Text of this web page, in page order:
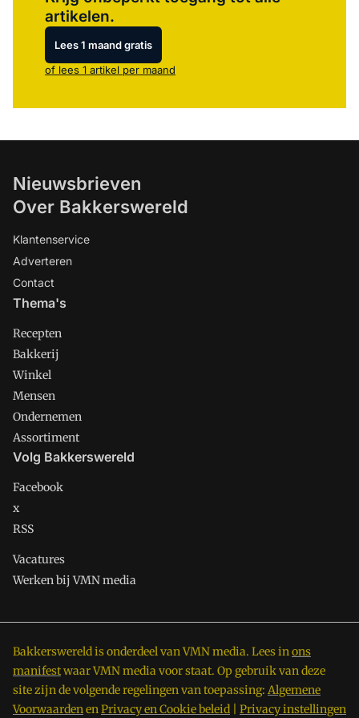
artikelen.
Lees 1 maand gratis
of lees 1 artikel per maand
Nieuwsbrieven
Over Bakkerswereld
Klantenservice
Adverteren
Contact
Thema's
Recepten
Bakkerij
Winkel
Mensen
Ondernemen
Assortiment
Volg Bakkerswereld
Facebook
x
RSS
Vacatures
Werken bij VMN media
Bakkerswereld is onderdeel van VMN media. Lees inons
manifestwaar VMN media voor staat. Op gebruik van deze
site zijn de volgende regelingen van toepassing: Algemene
VoorwaardenenPrivacy en Cookie beleid Privacy instellingen